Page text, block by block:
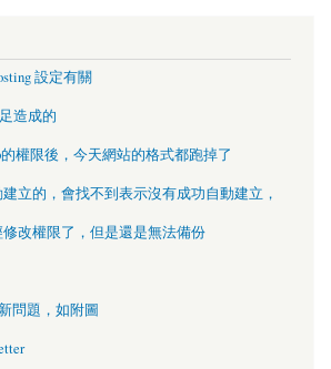
設定有關
造成的
權限後，今天網站的格式都跑掉了
立的，會找不到表示沒有成功自動建立，
改權限了，但是還是無法備份
問題，如附圖